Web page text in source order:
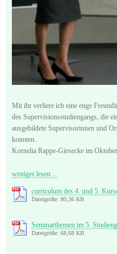
Mit ihr verliere ich eine enge
des Supervisionsstudiengangs, die
ausgebildete Supervisorinnen und
konnten.
Kornelia Rappe-Giesecke im
weniger lesen ...
curriculum des 4. und 5.
Dateigröße: 80,36 KB
Seminarthemen im 5.
Dateigröße: 68,68 KB